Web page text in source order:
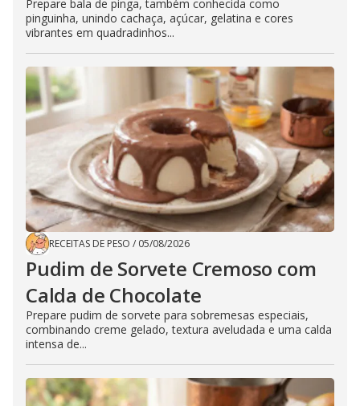
Prepare bala de pinga, também conhecida como
pinguinha, unindo cachaça, açúcar, gelatina e cores
vibrantes em quadradinhos...
RECEITAS DE PESO / 05/08/2026
Pudim de Sorvete Cremoso com
Calda de Chocolate
Prepare pudim de sorvete para sobremesas especiais,
combinando creme gelado, textura aveludada e uma calda
intensa de...